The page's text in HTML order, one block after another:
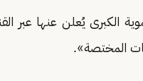
الكبرى يُعلن عنها عبر
المختصة».